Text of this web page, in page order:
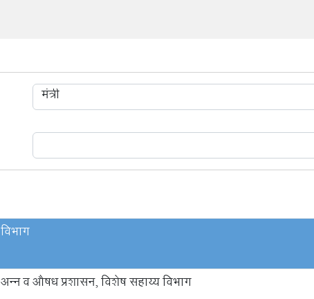
विभाग
अन्न व औषध प्रशासन, विशेष सहाय्य विभाग